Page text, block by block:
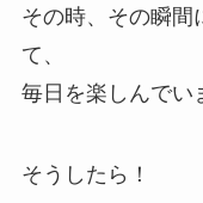
その時、その瞬間
て、
毎日を楽しんでい
そうしたら！